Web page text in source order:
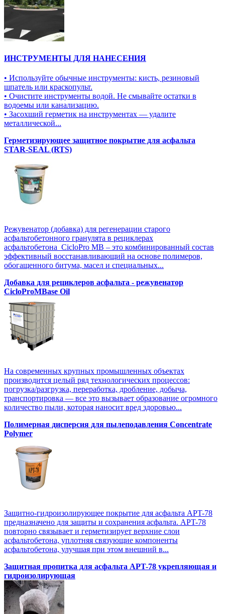
ИНСТРУМЕНТЫ ДЛЯ НАНЕСЕНИЯ
• Используйте обычные инструменты: кисть, резиновый
шпатель или краскопульт.
• Очистите инструменты водой. Не смывайте остатки в
водоемы или канализацию.
• Засохший герметик на инструментах — удалите
металлической...
Герметизирующее защитное покрытие для асфальта
STAR-SEAL (RTS)
Режувенатор (добавка) для регенерации старого
асфальтобетонного гранулята в рециклерах
асфальтобетона CicloPro MB – это комбинированный состав
эффективный восстанавливающий на основе полимеров,
обогащенного битума, масел и специальных...
Добавка для рециклеров асфальта - режувенатор
CicloProMBase Oil
На современных крупных промышленных объектах
производится целый ряд технологических процессов:
погрузка/разгрузка, переработка, дробление, добыча,
транспортировка — все это вызывает образование огромного
количество пыли, которая наносит вред здоровью...
Полимерная дисперсия для пылеподавления Concentrate
Polymer
Защитно-гидроизолирующее покрытие для асфальта APT-78
предназначено для защиты и сохранения асфальта. APT-78
повторно связывает и герметизирует верхние слои
асфальтобетона, уплотняя связующие компоненты
асфальтобетона, улучшая при этом внешний в...
Защитная пропитка для асфальта APT-78 укрепляющая и
гидроизолирующая